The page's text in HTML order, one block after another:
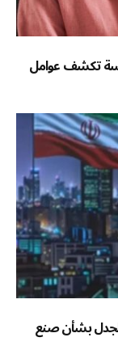
تكشف عوامل
بشأن صنع